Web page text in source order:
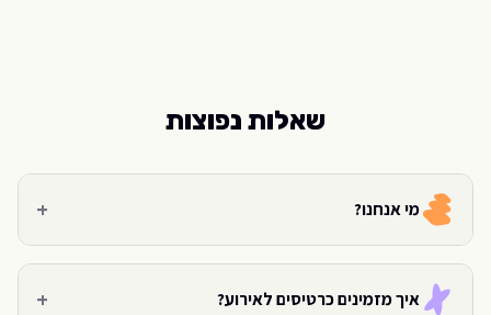
שאלות נפוצות
מי אנחנו? +
איך מזמינים כרטיסים לאירוע? +